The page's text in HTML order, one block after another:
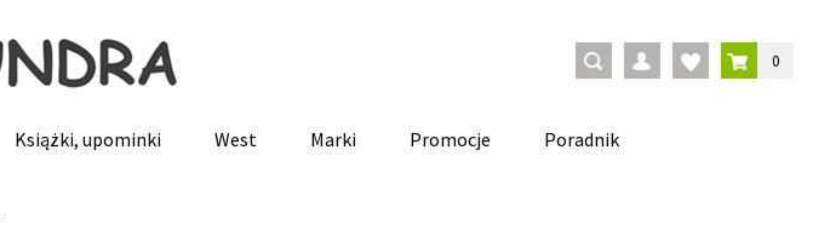
0
Książki, upominki West Marki Promocje Poradnik